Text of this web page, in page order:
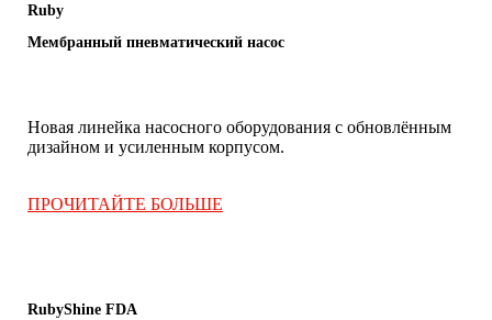
Ruby
Мембранный пневматический насос
Новая линейка насосного оборудования с обновлённым
дизайном и усиленным корпусом.
ПРОЧИТАЙТЕ БОЛЬШЕ
RubyShine FDA